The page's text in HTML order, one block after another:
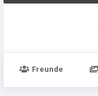
Freunde